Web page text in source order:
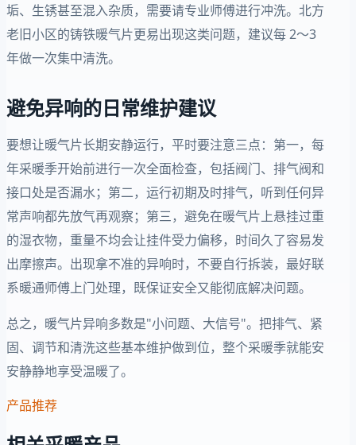
垢、生锈甚至混入杂质，需要请专业师傅进行冲洗。北方
老旧小区的铸铁暖气片更易出现这类问题，建议每 2～3
年做一次集中清洗。
避免异响的日常维护建议
要想让暖气片长期安静运行，平时要注意三点：第一，每
年采暖季开始前进行一次全面检查，包括阀门、排气阀和
接口处是否漏水；第二，运行初期及时排气，听到任何异
常声响都先放气再观察；第三，避免在暖气片上悬挂过重
的湿衣物，重量不均会让挂件受力偏移，时间久了容易发
出摩擦声。出现拿不准的异响时，不要自行拆装，最好联
系暖通师傅上门处理，既保证安全又能彻底解决问题。
总之，暖气片异响多数是"小问题、大信号"。把排气、紧
固、调节和清洗这些基本维护做到位，整个采暖季就能安
安静静地享受温暖了。
产品推荐